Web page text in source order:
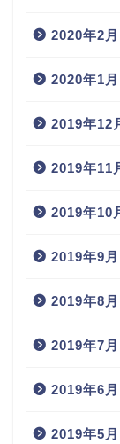
2020年2月
2020年1月
2019年12
2019年11
2019年10
2019年9月
2019年8月
2019年7月
2019年6月
2019年5月